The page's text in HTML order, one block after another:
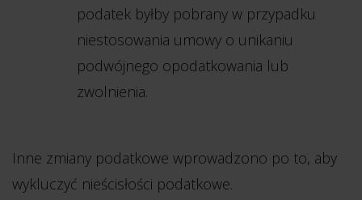
podatek byłby pobrany w przypadku
niestosowania umowy o unikaniu
podwójnego opodatkowania lub
zwolnienia.
Inne zmiany podatkowe wprowadzono po to, aby
wykluczyć nieścisłości podatkowe.